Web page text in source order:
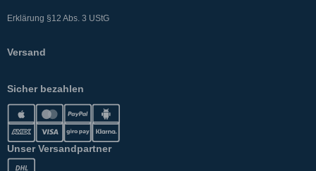
Erklärung §12 Abs. 3 UStG
Versand
Sicher bezahlen
Unser Versandpartner